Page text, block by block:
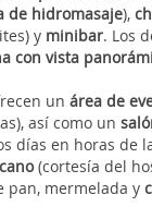
de hidromasaje),
y minibar. Los
con vista
un área de
así como un
días en horas de
(cortesía del
pan, mermelada y